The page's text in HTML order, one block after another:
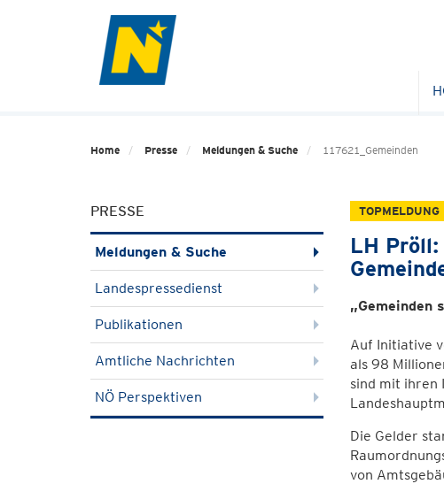
Home Presse Meldungen & Suche 117621_Gemeinden
PRESSE
Meldungen & Suche
Landespressedienst
Publikationen
Amtliche Nachrichten
NÖ Perspektiven
TOPMELDUNG
LH
Auf Initiative
als 98
sind mit ihren
Die Gelder
von